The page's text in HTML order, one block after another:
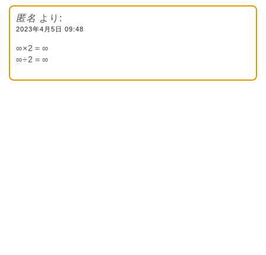
匿名 より:
2023年4月5日 09:48
∞×2＝∞
∞÷2＝∞